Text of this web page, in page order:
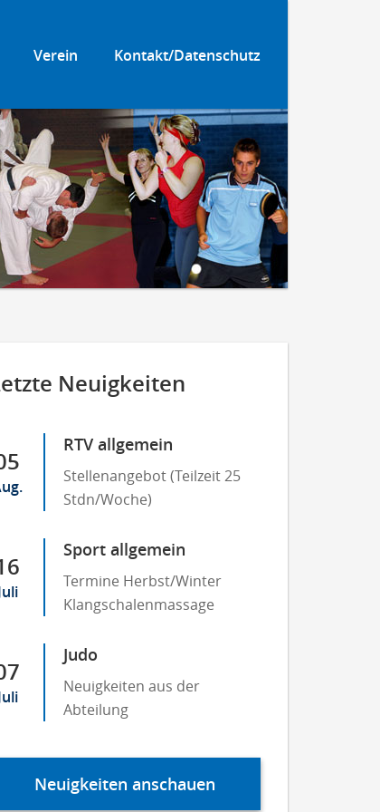
Kontakt/Datenschutz
Verein
Neuigkeiten
RTV allgemein
Stellenangebot (Teilzeit 25
Stdn/Woche)
Sport allgemein
Termine Herbst/Winter
Klangschalenmassage
Judo
Neuigkeiten aus der
Abteilung
Neuigkeiten anschauen